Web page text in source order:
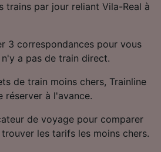
trains par jour reliant Vila-Real à
3 correspondances pour vous
a pas de train direct.
de train moins chers, Trainline
réserver à l'avance.
de voyage pour comparer
les tarifs les moins chers.